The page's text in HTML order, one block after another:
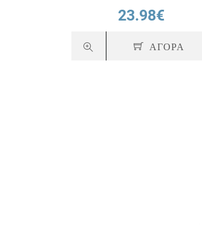
23.98€
ΑΓΟΡΑ